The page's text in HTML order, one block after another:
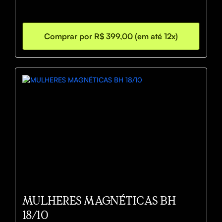
Comprar por R$ 399,00 (em até 12x)
MULHERES MAGNÉTICAS BH
18/10